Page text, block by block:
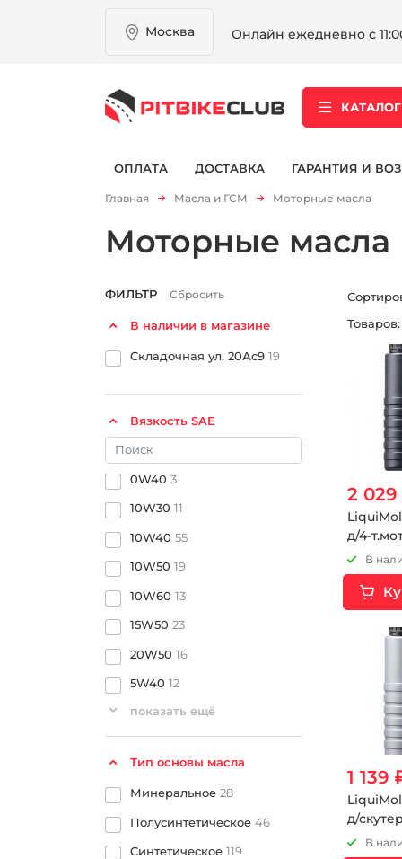
Москва Онлайн ежедневно с
КАТАЛОГ
ОПЛАТА ДОСТАВКА ГАРАНТИЯ И
Главная Масла и ГСМ Моторные масла
Моторные масла
ФИЛЬТР Сбросить
В наличии в магазине
Складочная ул. 20Ас9 19
Вязкость SAE
0W40 3
10W30 11
10W40 55
10W50 19
10W60 13
15W50 23
20W50 16
5W40 12
показать ещё
Тип основы масла
Минеральное 28
Полусинтетическое 46
Синтетическое 119
Товаров:
2 029
д/4-
4T
В
1 139
д/
В